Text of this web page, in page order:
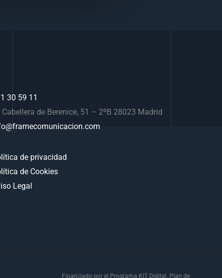
30 59 11
de Berenice, 51 – 2ºB 28023 Madrid
de privacidad
de Cookies
Legal
Financiado por el Programa KIT Digital. Plan de